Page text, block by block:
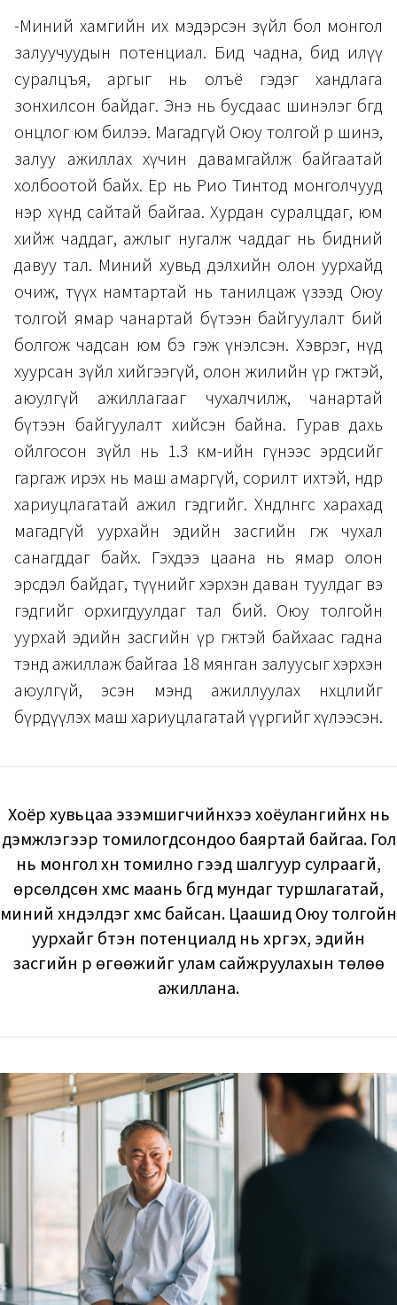
-Миний хамгийн их мэдэрсэн зүйл бол монгол
залуучуудын потенциал. Бид чадна, бид илүү
суралцъя, аргыг нь олъё гэдэг хандлага
зонхилсон байдаг. Энэ нь бусдаас шинэлэг бөгөөд
онцлог юм билээ. Магадгүй Оюу толгой өөрөө шинэ,
залуу ажиллах хүчин давамгайлж байгаатай
холбоотой байх. Ер нь Рио Тинтод монголчууд
нэр хүнд сайтай байгаа. Хурдан суралцдаг, юм
хийж чаддаг, ажлыг нугалж чаддаг нь бидний
давуу тал. Миний хувьд дэлхийн олон уурхайд
очиж, түүх намтартай нь танилцаж үзээд Оюу
толгой ямар чанартай бүтээн байгуулалт бий
болгож чадсан юм бэ гэж үнэлсэн. Хэврэг, нүд
хуурсан зүйл хийгээгүй, олон жилийн үр өгөөжтэй,
аюулгүй ажиллагааг чухалчилж, чанартай
бүтээн байгуулалт хийсэн байна. Гурав дахь
ойлгосон зүйл нь 1.3 км-ийн гүнээс эрдсийг
гаргаж ирэх нь маш амаргүй, сорилт ихтэй, өндөр
хариуцлагатай ажил гэдгийг. Хөндлөнгөөс харахад
магадгүй уурхайн эдийн засгийн өгөөж чухал
санагддаг байх. Гэхдээ цаана нь ямар олон
эрсдэл байдаг, түүнийг хэрхэн даван туулдаг вэ
гэдгийг орхигдуулдаг тал бий. Оюу толгойн
уурхай эдийн засгийн үр өгөөжтэй байхаас гадна
тэнд ажиллаж байгаа 18 мянган залуусыг хэрхэн
аюулгүй, эсэн мэнд ажиллуулах нөхцлийг
бүрдүүлэх маш хариуцлагатай үүргийг хүлээсэн.
Хоёр хувьцаа эзэмшигчийнхээ хоёулангийнх нь
дэмжлэгээр томилогдсондоо баяртай байгаа. Гол
нь монгол хүн томилно гээд шалгуур сулраагүй,
өрсөлдсөн хүмүүс маань бүгд мундаг туршлагатай,
миний хүндэлдэг хүмүүс байсан. Цаашид Оюу толгойн
уурхайг бүтэн потенциалд нь хүргэх, эдийн
засгийн үр өгөөжийг улам сайжруулахын төлөө
ажиллана.